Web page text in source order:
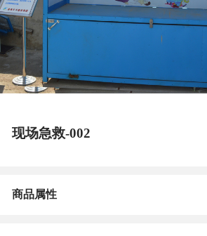
现场急救-002
商品属性